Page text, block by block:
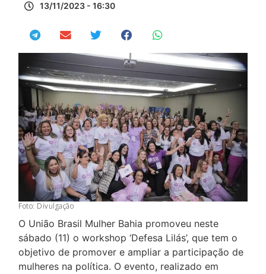
13/11/2023 - 16:30
Foto: Divulgação
O União Brasil Mulher Bahia promoveu neste
sábado (11) o workshop ‘Defesa Lilás’, que tem o
objetivo de promover e ampliar a participação de
mulheres na política. O evento, realizado em